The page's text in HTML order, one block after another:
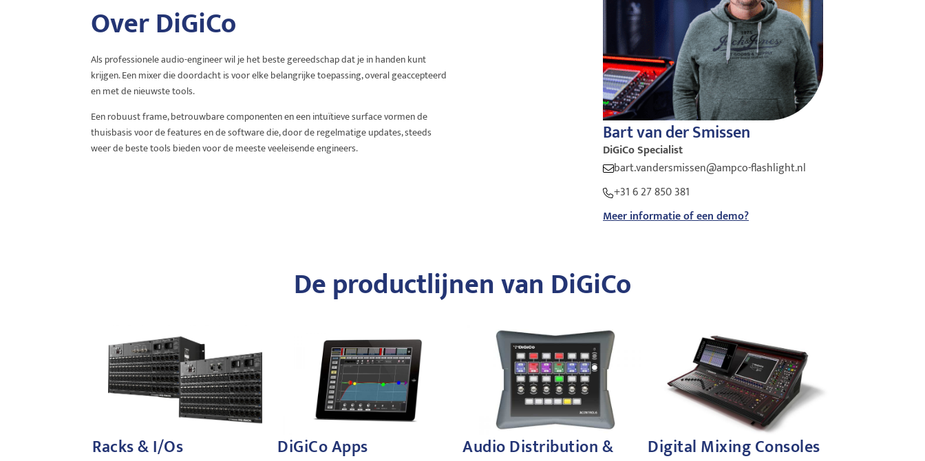
Over DiGiCo
Als professionele audio-engineer wil je het beste gereedschap dat je in handen kunt
krijgen. Een mixer die doordacht is voor elke belangrijke toepassing, overal geaccepteerd
en met de nieuwste tools.
Een robuust frame, betrouwbare componenten en een intuïtieve surface vormen de
thuisbasis voor de features en de software die, door de regelmatige updates, steeds
weer de beste tools bieden voor de meeste veeleisende engineers.
Bart van der Smissen
DiGiCo Specialist
bart.vandersmissen@ampco-flashlight.nl
+31 6 27 850 381
Meer informatie of een demo?
De productlijnen van DiGiCo
Racks & I/Os DiGiCo Apps
Audio Distribution &
Digital Mixing Consoles